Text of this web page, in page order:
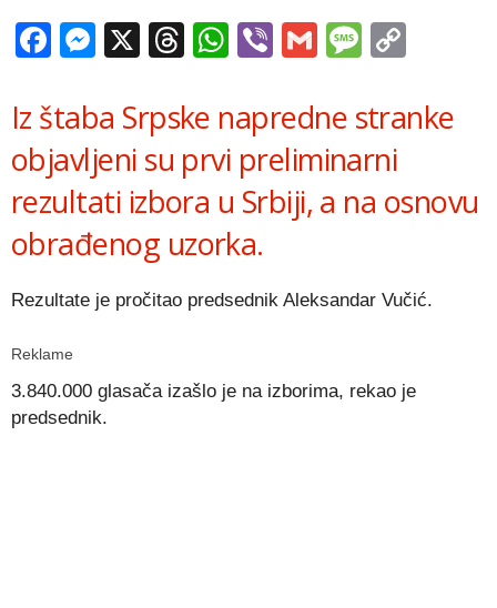
Facebook
Messenger
X Threads
WhatsApp
ViberGmail
Iz štaba Srpske napredne stranke
objavljeni su prvi preliminarni
rezultati izbora u Srbiji, a na osnovu
obrađenog uzorka.
Rezultate je pročitao predsednik Aleksandar Vučić.
Reklame
3.840.000 glasača izašlo je na izborima, rekao je
predsednik.